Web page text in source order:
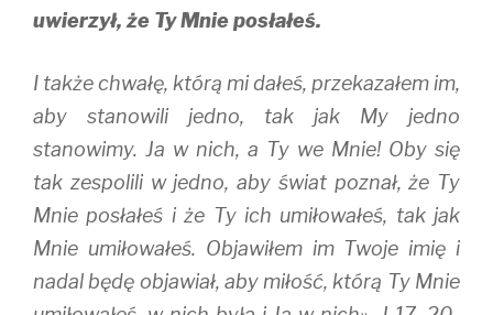
uwierzył, że Ty Mnie posłałeś.
I także chwałę, którą mi dałeś, przekazałem im,
aby stanowili jedno, tak jak My jedno
stanowimy. Ja w nich, a Ty we Mnie! Oby się
tak zespolili w jedno, aby świat poznał, że Ty
Mnie posłałeś i że Ty ich umiłowałeś, tak jak
Mnie umiłowałeś. Objawiłem im Twoje imię i
nadal będę objawiał, aby miłość, którą Ty Mnie